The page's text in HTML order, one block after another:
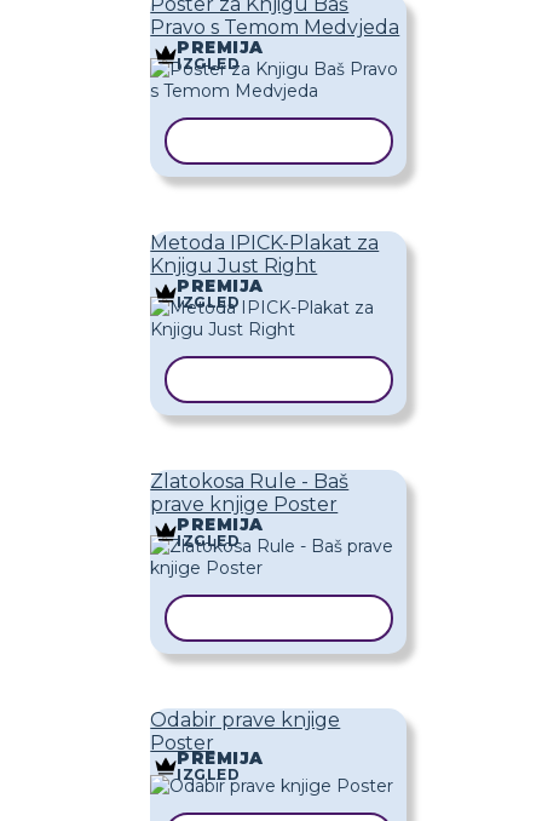
Pravo s Temom Medvjeda
PREMIJA
IZGLED
Metoda IPICK-Plakat za
Knjigu Just Right
PREMIJA
IZGLED
Zlatokosa Rule - Baš
prave knjige Poster
PREMIJA
IZGLED
Odabir prave knjige
Poster
PREMIJA
IZGLED